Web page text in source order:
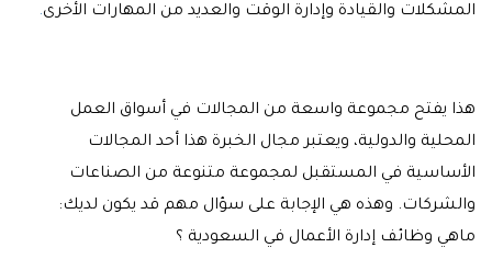
المشكلات والقيادة وإدارة الوقت والعديد من المهارات الأخرى.
هذا يفتح مجموعة واسعة من المجالات في أسواق العمل
المحلية والدولية، ويعتبر مجال الخبرة هذا أحد المجالات
الأساسية في المستقبل لمجموعة متنوعة من الصناعات
والشركات. وهذه هي الإجابة على سؤال مهم قد يكون لديك:
ماهي وظائف إدارة الأعمال في السعودية ؟